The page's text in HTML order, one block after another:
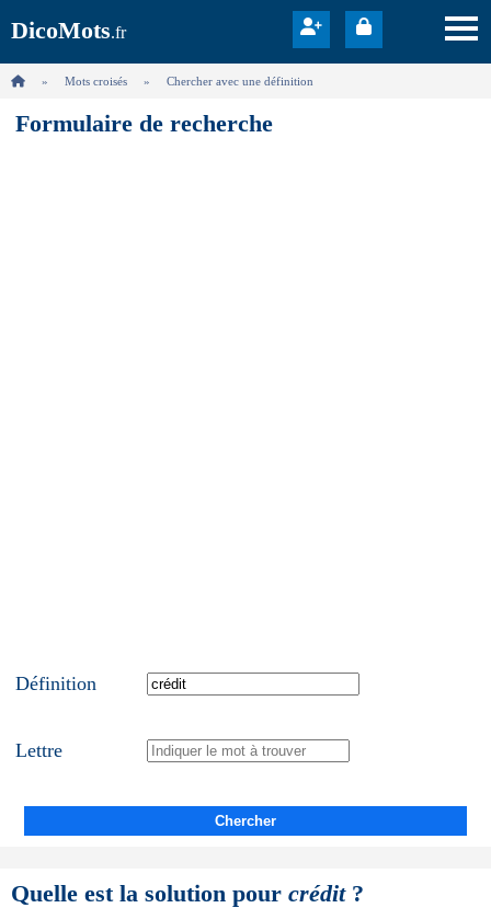
DicoMots.fr
Mots croisés Chercher avec une définition
Formulaire de recherche
Définition
Lettre
Chercher
Quelle est la solution pour crédit?